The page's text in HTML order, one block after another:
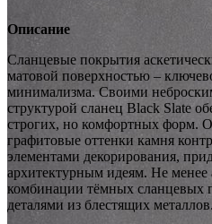
Описание
Сланцевые покрытия
матовой поверхностью –
минимализма. Своими
структурой сланец Black Slate
строгих, но комфортных форм.
графитовые оттенки камня
элементами декорирования,
архитектурным идеям. Не менее
комбинации тёмных сланцевых
деталями из блестящих металлов.